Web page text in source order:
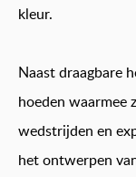
kleur.
Naast draagbare
hoeden waarmee
wedstrijden en
het ontwerpen